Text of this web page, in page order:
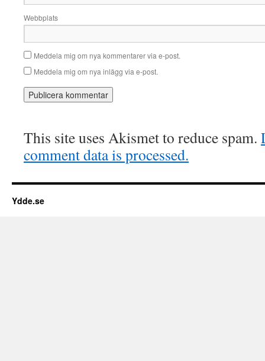
Webbplats
Meddela mig om nya kommentarer via e-post.
Meddela mig om nya inlägg via e-post.
This site uses Akismet to reduce spam.
comment data is processed.
Ydde.se